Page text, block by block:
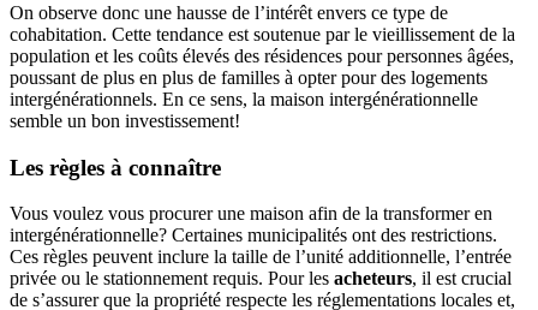
On observe donc une hausse de l’intérêt envers ce type de
cohabitation. Cette tendance est soutenue par le vieillissement de la
population et les coûts élevés des résidences pour personnes âgées,
poussant de plus en plus de familles à opter pour des logements
intergénérationnels. En ce sens, la maison intergénérationnelle
semble un bon investissement!
Les règles à connaître
Vous voulez vous procurer une maison afin de la transformer en
intergénérationnelle? Certaines municipalités ont des restrictions.
Ces règles peuvent inclure la taille de l’unité additionnelle, l’entrée
privée ou le stationnement requis. Pour les acheteurs, il est crucial
de s’assurer que la propriété respecte les réglementations locales et,